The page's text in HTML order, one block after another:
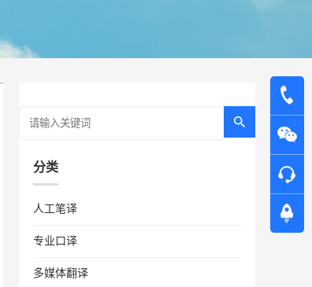
分类
人工笔译
专业口译
多媒体翻译